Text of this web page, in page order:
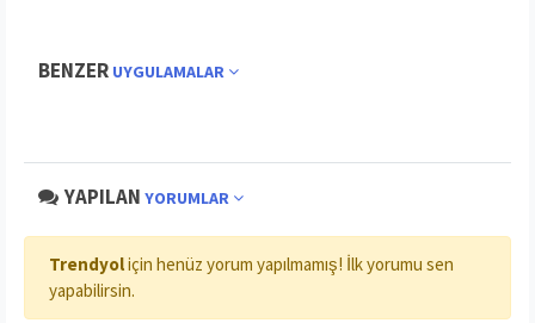
BENZER UYGULAMALAR
YAPILAN YORUMLAR
Trendyoliçin henüz yorum yapılmamış! İlk yorumu sen
yapabilirsin.